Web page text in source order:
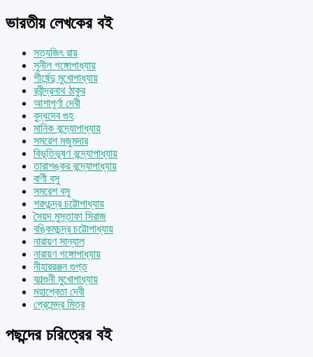
ভারতীয় লেখকের বই
সত্যজিৎ রায়
সুনীল গঙ্গোপাধ্যায়
শীর্ষেন্দু মুখোপাধ্যায়
রবীন্দ্রনাথ ঠাকুর
আশাপূর্ণা দেবী
বুদ্ধদেব গুহ
মানিক বন্দ্যোপাধ্যায়
সমরেশ মজুমদার
বিভূতিভূষণ বন্দ্যোপাধ্যায়
তারাশঙ্কর বন্দ্যোপাধ্যায়
বাণী বসু
সমরেশ বসু
শরৎচন্দ্র চট্টোপাধ্যায়
সৈয়দ মুস্তাফা সিরাজ
বঙ্কিমচন্দ্র চট্টোপাধ্যায়
নারায়ণ সান্যাল
নারায়ণ গঙ্গোপাধ্যায়
নীহাররঞ্জন গুপ্ত
ফাল্গুনী মুখোপাধ্যায়
মহাশ্বেতা দেবী
প্রেমেন্দ্র মিত্র
পছন্দের চরিত্রের বই